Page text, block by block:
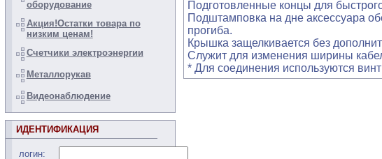
оборудование
Акция!Остатки товара по
низким ценам!
Счетчики электроэнергии
Металлорукав
Видеонаблюдение
ИДЕНТИФИКАЦИЯ
логин:
Подготовленные концы для
Подштамповка на дне аксессуара
прогиба.
Крышка защелкивается без
Служит для изменения ширины
* Для соединения используются